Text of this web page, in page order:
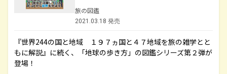
旅の図鑑
2021.03.18 発売
『世界244の国と地域 １９７ヵ国と４７地域を旅の雑学とと
もに解説』に続く、「地球の歩き方」の図鑑シリーズ第２弾が
登場！